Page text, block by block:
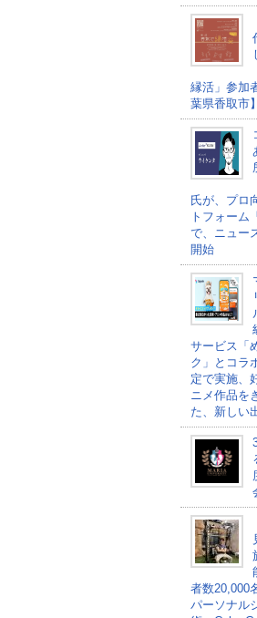
縁活」参加
葉県香取市】
氏が、プロ
トフォーム
で、ニュー
開始
サービス「
ク」とコラ
定で実施、
ニメ作品を
た、新しい
者数20,000
パーソナル